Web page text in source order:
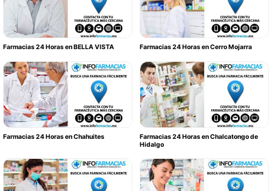
Farmacias 24 Horas en BELLA VISTA Farmacias 24 Horas en Cerro Mojarra
Farmacias 24 Horas en Chahuites
Farmacias 24 Horas en Chalcatongo de
Hidalgo